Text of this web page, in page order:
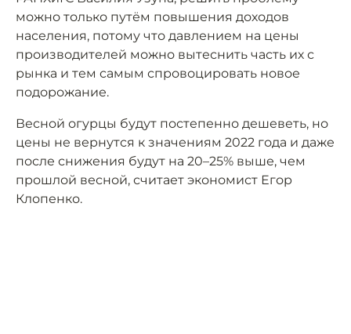
можно только путём повышения доходов
населения, потому что давлением на цены
производителей можно вытеснить часть их с
рынка и тем самым спровоцировать новое
подорожание.
Весной огурцы будут постепенно дешеветь, но
цены не вернутся к значениям 2022 года и даже
после снижения будут на 20–25% выше, чем
прошлой весной, считает экономист Егор
Клопенко.